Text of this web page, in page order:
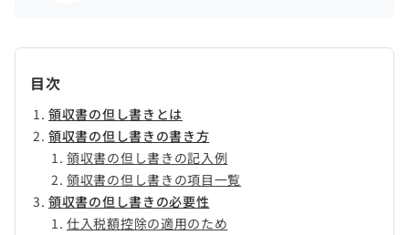
目次
領収書の但し書きとは
領収書の但し書きの書き方
領収書の但し書きの記入例
領収書の但し書きの項目一覧
領収書の但し書きの必要性
仕入税額控除の適用のため